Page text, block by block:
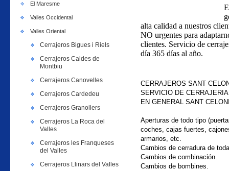
El Maresme
Valles Occidental
Valles Oriental
Cerrajeros Bigues i Riels
Cerrajeros Caldes de
Montbiu
Cerrajeros Canovelles
Cerrajeros Cardedeu
Cerrajeros Granollers
Cerrajeros La Roca del
Valles
Cerrajeros les Franqueses
del Valles
Cerrajeros Llinars del Valles
alta calidad a nuestros
NO urgentes para
clientes. Servicio de
día 365 días al año.
CERRAJEROS SANT
SERVICIO DE CERRAJERIA
EN GENERAL SANT
Aperturas de todo tipo
coches, cajas fuertes,
armarios, etc.
Cambios de cerradura de
Cambios de combinación.
Cambios de bombines.